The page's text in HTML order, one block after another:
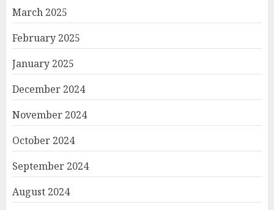
March 2025
February 2025
January 2025
December 2024
November 2024
October 2024
September 2024
August 2024